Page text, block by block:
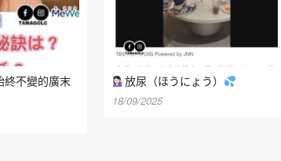
終不變的廣末
放尿（ほうにょう）
18/09/2025